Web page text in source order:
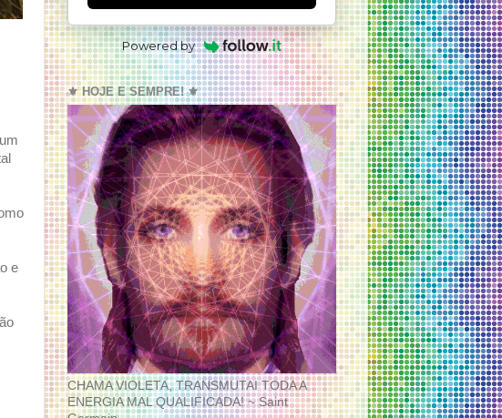
e
Powered by
⚜️ HOJE E SEMPRE! ⚜️
CHAMA VIOLETA, TRANSMUTAI TODA A
ENERGIA MAL QUALIFICADA! ~ Saint